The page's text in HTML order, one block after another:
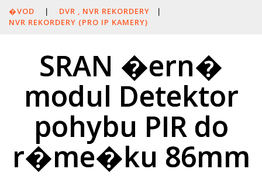
�VOD | DVR , NVR REKORDERY
|
NVR REKORDERY (PRO IP KAMERY)
SRAN �ern�
modul Detektor
pohybu PIR do
r�me�ku 86mm